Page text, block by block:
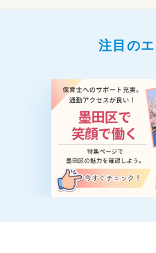
注目の